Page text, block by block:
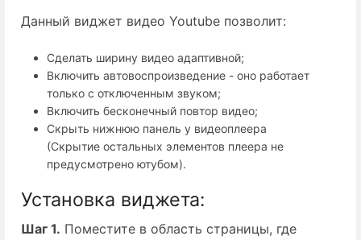
Данный виджет видео Youtube позволит:
Сделать ширину видео адаптивной;
Включить автовоспроизведение - оно работает
только с отключенным звуком;
Включить бесконечный повтор видео;
Скрыть нижнюю панель у видеоплеера
(Скрытие остальных элементов плеера не
предусмотрено ютубом).
Установка виджета:
Шаг 1. Поместите в область страницы, где